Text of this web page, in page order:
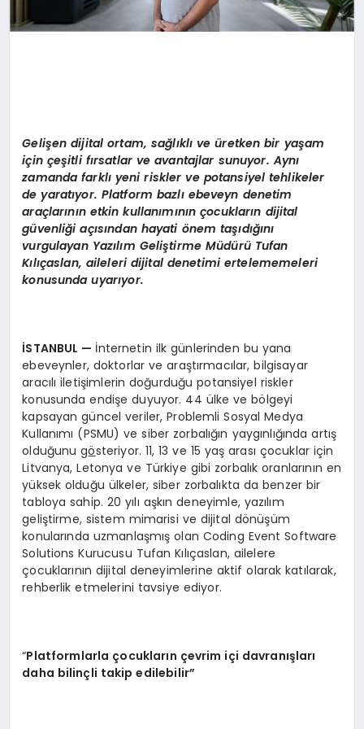
Gelişen dijital ortam, sağlıklıveüretken bir yaşam
için çeşitli fırsatlar ve avantajlar sunuyor. Aynı
zamanda farklı yeni riskler ve potansiyel tehlikeler
de yaratıyor. Platform bazlı ebeveyn denetim
araçlarının etkin kullanımının çocukların dijital
güvenliği açısından hayati önem taşıdığını
vurgulayan Yazılım Geliştirme Müdürü Tufan
Kılıçaslan, aileleri dijital denetimi ertelememeleri
konusunda uyarıyor.
İSTANBUL — İnternetin ilk günlerinden bu yana
ebeveynler, doktorlar ve araştırmacılar, bilgisayar
aracılı iletişimlerin doğurduğu potansiyel riskler
konusunda endişe duyuyor. 44 ülke ve bölgeyi
kapsayan güncel veriler, Problemli Sosyal Medya
Kullanımı (PSMU) ve siber zorbalığın yaygınlığında artış
olduğunu gösteriyor. 11, 13 ve 15 yaş arası çocuklar için
Litvanya, Letonya ve Türkiye gibi zorbalık oranlarının en
yüksek olduğu ülkeler, siber zorbalıkta da benzer bir
tabloya sahip. 20 yılı aşkın deneyimle, yazılım
geliştirme, sistem mimarisi ve dijital dönüşüm
konularında uzmanlaşmış olan Coding Event Software
Solutions Kurucusu Tufan Kılıçaslan, ailelere
çocuklarının dijital deneyimlerine aktif olarak katılarak,
rehberlik etmelerini tavsiye ediyor.
“Platformlarla çocukların çevrim içi davranışları
daha bilinçli takip edilebilir”